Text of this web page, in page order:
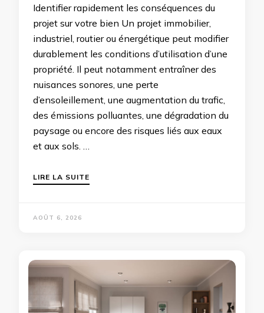
Identifier rapidement les conséquences du
projet sur votre bien Un projet immobilier,
industriel, routier ou énergétique peut modifier
durablement les conditions d’utilisation d’une
propriété. Il peut notamment entraîner des
nuisances sonores, une perte
d’ensoleillement, une augmentation du trafic,
des émissions polluantes, une dégradation du
paysage ou encore des risques liés aux eaux
et aux sols. …
LIRE LA SUITE
AOÛT 6, 2026